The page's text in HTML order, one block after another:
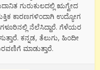
ಗುರುಕುಲದಲ್ಲಿ ಋಗ್ವೇದ
ಕಾರಣಗಳಿಂದಾಗಿ ಉದ್ಯೋಗ
ನೆಲೆಸಿದ್ದಾರೆ. ಗೆಳೆಯರ
ಕನ್ನಡ, ತೆಲುಗು, ಹಿಂದೀ
ಮಾಡುತ್ತಾರೆ.